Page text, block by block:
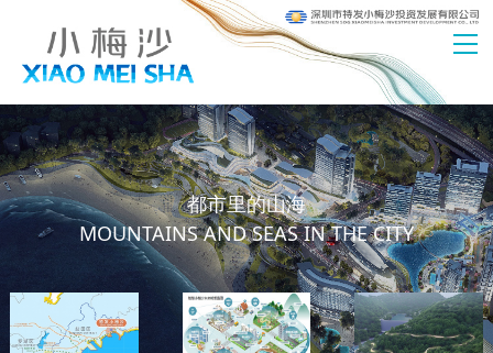
都市里的山海
MOUNTAINS AND SEAS IN THE CITY